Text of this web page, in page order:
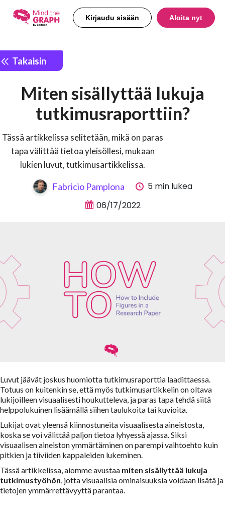
Kirjaudu sisään Aloita nyt
Takaisin
Miten sisällyttää lukuja
tutkimusraporttiin?
Tässä artikkelissa selitetään, mikä on paras
tapa välittää tietoa yleisöllesi, mukaan
lukien luvut, tutkimusartikkelissa.
Fabricio Pamplona
5 min lukea
06/17/2022
Luvut jäävät joskus huomiotta tutkimusraporttia laadittaessa.
Totuus on kuitenkin se, että myös tutkimusartikkelin on oltava
lukijoilleen visuaalisesti houkutteleva, ja paras tapa tehdä siitä
helppolukuinen lisäämällä siihen taulukoita tai kuvioita.
Lukijat ovat yleensä kiinnostuneita visuaalisesta aineistosta,
koska se voi välittää paljon tietoa lyhyessä ajassa. Siksi
visuaalisen aineiston ymmärtäminen on parempi vaihtoehto kuin
pitkien ja tiiviiden kappaleiden lukeminen.
Tässä artikkelissa, aiomme avustaa miten sisällyttää lukuja
tutkimustyöhön, jotta visuaalisia ominaisuuksia voidaan lisätä ja
tietojen ymmärrettävyyttä parantaa.